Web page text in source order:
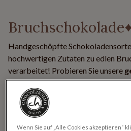
Bruchschokolade
Handgeschöpfte
hochwertigen Zutaten zu edlen
verarbeitet! Probieren Sie unsere
Das wird Sie auch interessieren:
Schokolade
0 Produkte
Wenn Sie auf „Alle Cookies akzeptieren“